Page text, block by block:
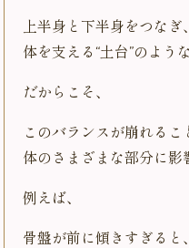
上半身と下半身をつなぎ、
体を支える“土台”のよう
だからこそ、
このバランスが崩れるこ
体のさまざまな部分に影
例えば、
骨盤が前に傾きすぎると、